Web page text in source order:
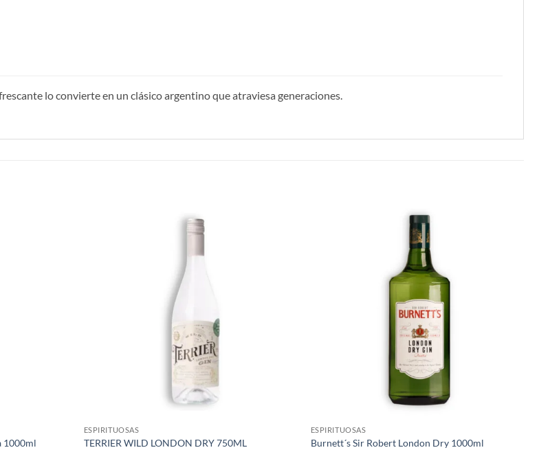
lo convierte en un clásico argentino que atraviesa generaciones.
1000ml
ESPIRITUOSAS
TERRIER WILD LONDON DRY 750ML
ESPIRITUOSAS
Burnett´s Sir Robert London Dry 1000ml